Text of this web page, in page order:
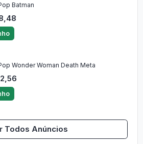
Batman
Wonder Woman Death Meta
Todos Anúncios